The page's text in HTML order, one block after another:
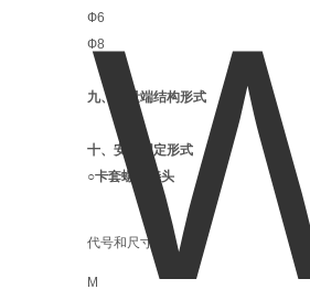
Ф6
Ф8
九、测量端结构形式
十、安装固定形式
○卡套螺纹接头
代号和尺寸
M